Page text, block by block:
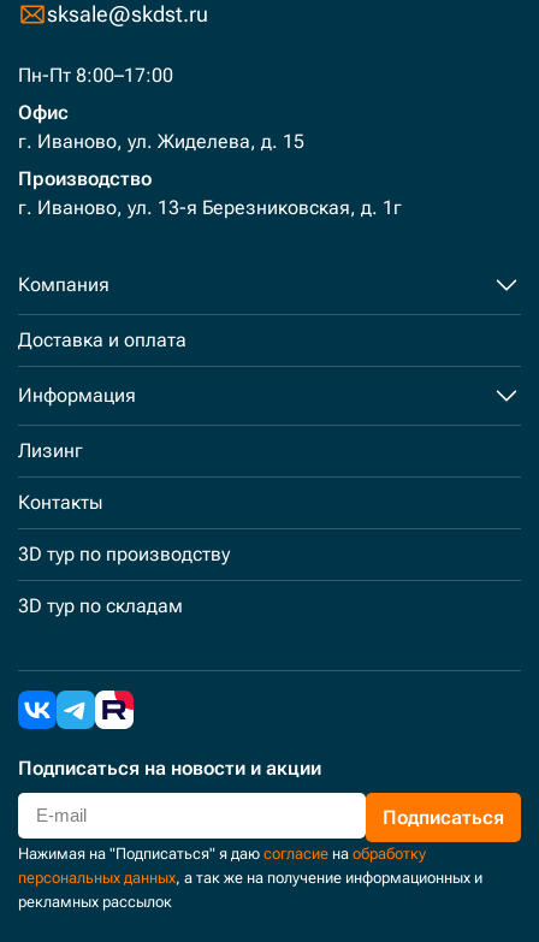
sksale@skdst.ru
Пн-Пт 8:00–17:00
Офис
г. Иваново, ул. Жиделева, д. 15
Производство
г. Иваново, ул. 13-я Березниковская, д. 1г
Компания
Доставка и оплата
Информация
Лизинг
Контакты
3D тур по производству
3D тур по складам
Подписаться на новости и акции
Подписаться
Нажимая на "Подписаться" я даю согласие на обработку
персональных данных, а так же на получение информационных и
рекламных рассылок